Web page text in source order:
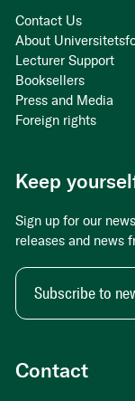
Contact
Contact Us
About
Lecturer Support
Booksellers
Press and Media
Foreign rights
Keep
Sign up for our
releases and news
Subscribe to